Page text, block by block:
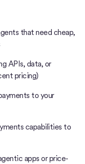
that need cheap,
APIs, data, or
pricing)
to your
capabilities to
apps or price-